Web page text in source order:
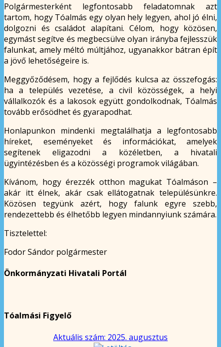
Polgármesterként legfontosabb feladatomnak azt
tartom, hogy Tóalmás egy olyan hely legyen, ahol jó élni,
dolgozni és családot alapítani. Célom, hogy közösen,
egymást segítve és megbecsülve olyan irányba fejlesszük
falunkat, amely méltó múltjához, ugyanakkor bátran épít
a jövő lehetőségeire is.
Meggyőződésem, hogy a fejlődés kulcsa az összefogás:
ha a település vezetése, a civil közösségek, a helyi
vállalkozók és a lakosok együtt gondolkodnak, Tóalmás
tovább erősödhet és gyarapodhat.
Honlapunkon mindenki megtalálhatja a legfontosabb
híreket, eseményeket és információkat, amelyek
segítenek eligazodni a közéletben, a hivatali
ügyintézésben és a közösségi programok világában.
Kívánom, hogy érezzék otthon magukat Tóalmáson –
akár itt élnek, akár csak ellátogatnak településünkre.
Közösen tegyünk azért, hogy falunk egyre szebb,
rendezettebb és élhetőbb legyen mindannyiunk számára.
Tisztelettel:
Fodor Sándor polgármester
Önkormányzati Hivatali Portál
Tóalmási Figyelő
Aktuális szám: 2025. augusztus